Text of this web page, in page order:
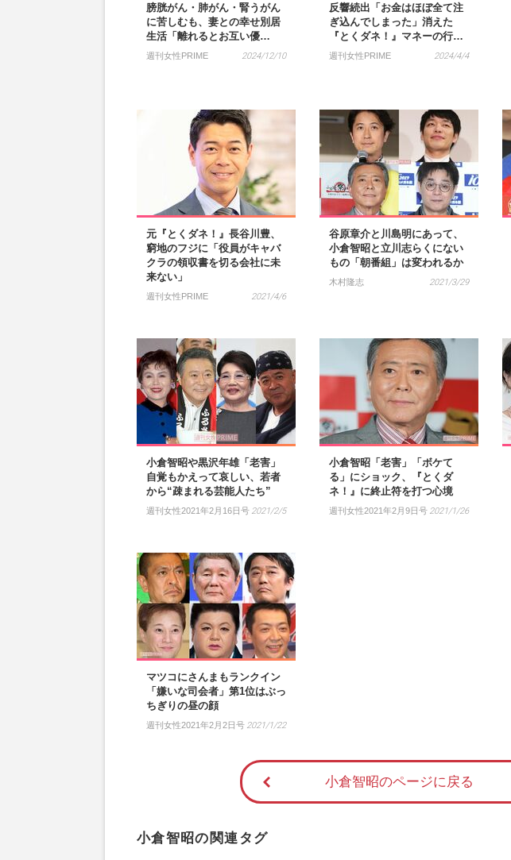
膀胱がん・肺がん・腎うがん
に苦しむも、妻との幸せ別居
生活「離れるとお互い優…
週刊女性PRIME 2024/12/10
反響続出「お金はほぼ全て注
ぎ込んでしまった」消えた
『とくダネ！』マネーの行…
週刊女性PRIME 2024/4/4
元『とくダネ！』長谷川豊、
窮地のフジに「役員がキャバ
クラの領収書を切る会社に未
来ない」
週刊女性PRIME 2021/4/6
谷原章介と川島明にあって、
小倉智昭と立川志らくにない
もの「朝番組」は変われるか
木村隆志 2021/3/29
小倉智昭や黒沢年雄「老害」
自覚もかえって哀しい、若者
から“疎まれる芸能人たち”
週刊女性2021年2月16日号 2021/2/5
小倉智昭「老害」「ボケて
る」にショック、『とくダ
ネ！』に終止符を打つ心境
週刊女性2021年2月9日号 2021/1/26
マツコにさんまもランクイン
「嫌いな司会者」第1位はぶっ
ちぎりの昼の顔
週刊女性2021年2月2日号 2021/1/22
小倉智昭のページに戻る
小倉智昭の関連タグ